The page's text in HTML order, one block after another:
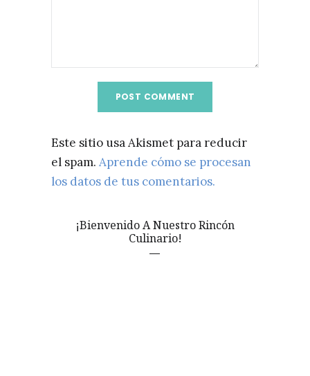
Este sitio usa Akismet para reducir
el spam. Aprende cómo se procesan
los datos de tus comentarios.
¡Bienvenido A Nuestro Rincón
Culinario!